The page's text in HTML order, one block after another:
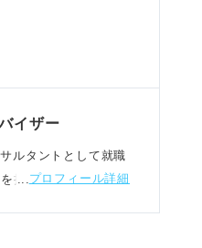
どを使い分け
る。
イザー
ルタントとして就職
担当。転職相談など
プロフィール詳細